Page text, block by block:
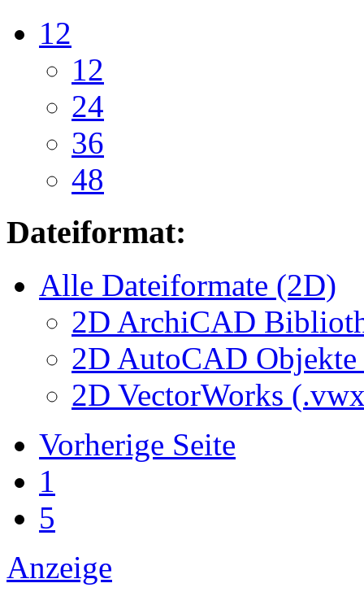
12
12
24
36
48
Dateiformat:
Alle Dateiformate (2D)
2D ArchiCAD
2D AutoCAD
2D VectorWorks
Vorherige Seite
1
5
Anzeige